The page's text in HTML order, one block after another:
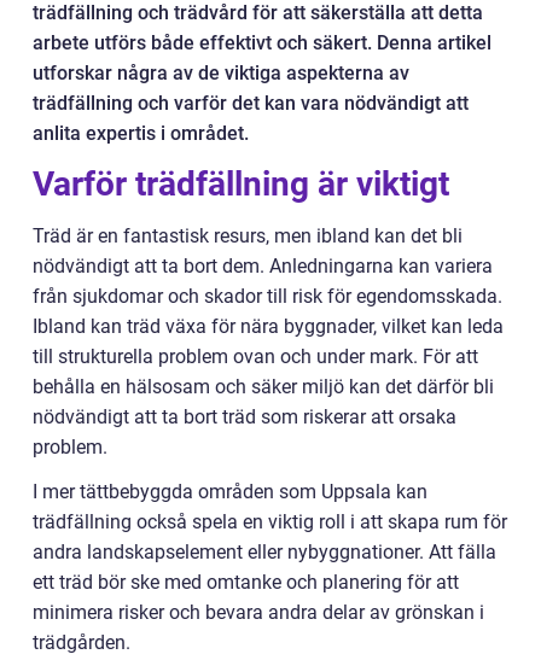
trädfällning och trädvård för att säkerställa att detta
arbete utförs både effektivt och säkert. Denna artikel
utforskar några av de viktiga aspekterna av
trädfällning och varför det kan vara nödvändigt att
anlita expertis i området.
Varför trädfällning är viktigt
Träd är en fantastisk resurs, men ibland kan det bli
nödvändigt att ta bort dem. Anledningarna kan variera
från sjukdomar och skador till risk för egendomsskada.
Ibland kan träd växa för nära byggnader, vilket kan leda
till strukturella problem ovan och under mark. För att
behålla en hälsosam och säker miljö kan det därför bli
nödvändigt att ta bort träd som riskerar att orsaka
problem.
I mer tättbebyggda områden som Uppsala kan
trädfällning också spela en viktig roll i att skapa rum för
andra landskapselement eller nybyggnationer. Att fälla
ett träd bör ske med omtanke och planering för att
minimera risker och bevara andra delar av grönskan i
trädgården.